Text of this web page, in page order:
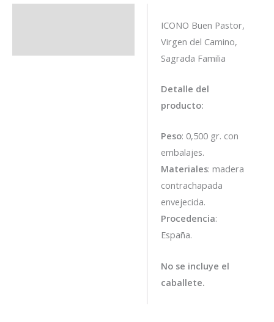
ICONO Buen Pastor,
Virgen del Camino,
Sagrada Familia
Detalle del
producto:
Peso: 0,500 gr. con
embalajes.
Materiales: madera
contrachapada
envejecida.
Procedencia:
España.
No se incluye el
caballete.